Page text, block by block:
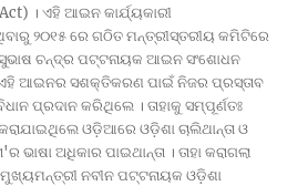
। ଏହି ଆଇନ କାର୍ଯ୍ୟକାରୀ
୨୦୧୫ ରେ ଗଠିତ ମନ୍ତ୍ରୀସ୍ତରୀୟ କମିଟିରେ
ଚନ୍ଦ୍ର ପଟ୍ଟନାୟକ ଆଇନ ସଂଶୋଧନ
ଆଇନର ସଶକ୍ତିକରଣ ପାଇଁ ନିଜର ପ୍ରସ୍ତାବ
ପ୍ରଦାନ କରିଥିଲେ । ତାହାକୁ ସମ୍ପୂର୍ଣତଃ
କରାଯାଇଥିଲେ ଓଡ଼ିଆରେ ଓଡ଼ିଶା ଚାଲିଥାନ୍ତା ଓ
ଭାଷା ଅଧିକାର ପାଇଥାନ୍ତା । ତାହା କରାଗଲା
ମୁଖ୍ୟମନ୍ତ୍ରୀ ନବୀନ ପଟ୍ଟନାୟକ ଓଡ଼ିଶା